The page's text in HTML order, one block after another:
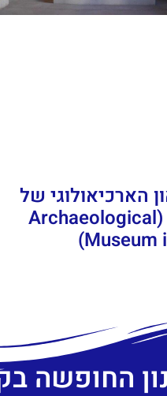
הארכיאולוגי של
ספליט (Archaeological
Museum
החופשה